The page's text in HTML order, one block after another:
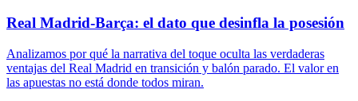
Real Madrid-Barça: el dato que desinfla la posesión
Analizamos por qué la narrativa del toque oculta las verdaderas
ventajas del Real Madrid en transición y balón parado. El valor en
las apuestas no está donde todos miran.